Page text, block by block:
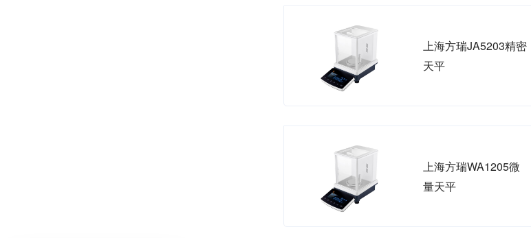
上海方瑞JA5203精密
天平
上海方瑞WA1205微
量天平